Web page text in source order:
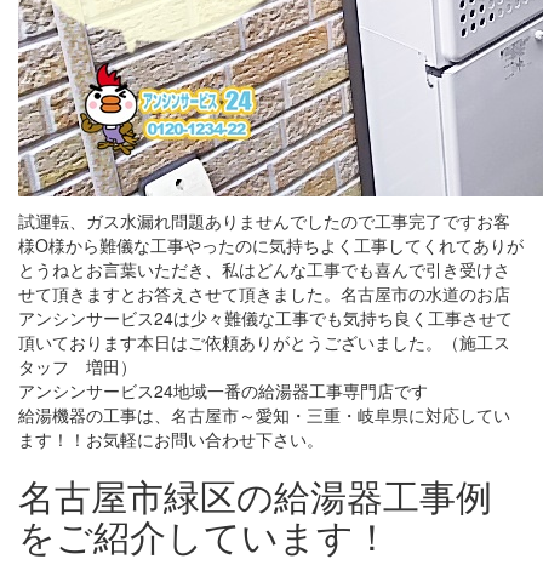
試運転、ガス水漏れ問題ありませんでしたので工事完了ですお客
様O様から難儀な工事やったのに気持ちよく工事してくれてありが
とうねとお言葉いただき、私はどんな工事でも喜んで引き受けさ
せて頂きますとお答えさせて頂きました。名古屋市の水道のお店
アンシンサービス24は少々難儀な工事でも気持ち良く工事させて
頂いております本日はご依頼ありがとうございました。（施工ス
タッフ 増田）
アンシンサービス24地域一番の給湯器工事専門店です
給湯機器の工事は、名古屋市～愛知・三重・岐阜県に対応してい
ます！！お気軽にお問い合わせ下さい。
名古屋市緑区の給湯器工事例
をご紹介しています！